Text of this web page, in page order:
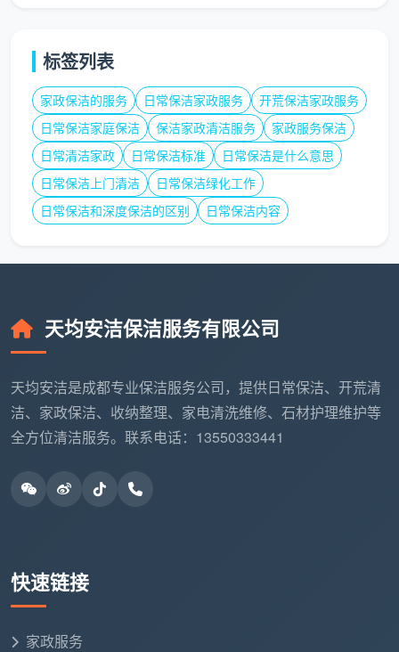
零售商业：占比30%，关注顾客环境和卫生标准
制造企业：占比15%，重视生产环境清洁
教育机构：占比10%，注重卫生安全和健康环境
大型企业：重视服务标准化和风险管理
跨国公司：要求国际标准和服务一致性
初创公司：需要灵活可扩展的服务方案
外包驱动因素：
风险控制：规避用工风险和安全责任
天均安洁保洁外包服务解决方案
标签列表
家政保洁的服务 日常保洁家政服务
开荒保洁家政服务
日常保洁家庭保洁
保洁家政清洁服务
家政服务保洁
日常清洁家政
日常保洁标准
日常保洁是什么意思
日常保洁上门清洁
日常保洁绿化工作
日常保洁和深度保洁的区别
日常保洁内容
天均安洁保洁服务有限公司
天均安洁是成都专业保洁服务公司，提供日常保洁、开荒清
洁、家政保洁、收纳整理、家电清洗维修、石材护理维护等
全方位清洁服务。联系电话：13550333441
快速链接
家政服务